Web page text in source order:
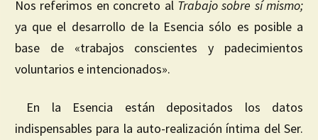
Nos referimos en concreto al Trabajosobre símismo;
ya que el desarrollo de la Esencia sólo es posible a
base de «trabajos conscientes y padecimientos
voluntarios e intencionados».
En la Esencia están depositados los datos
indispensables para la auto-realización íntima del Ser.